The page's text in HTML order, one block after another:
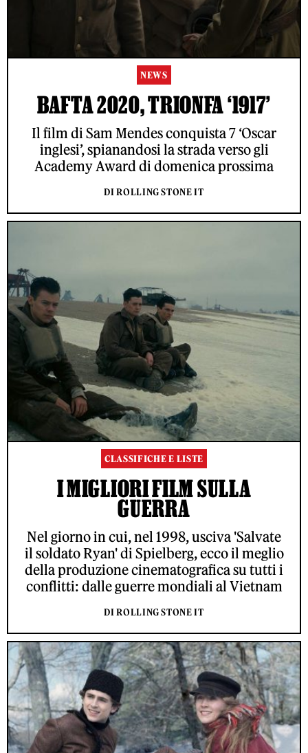
NEWS
BAFTA 2020, TRIONFA ‘1917’
Il film di Sam Mendes conquista 7 ‘Oscar
inglesi’, spianandosi la strada verso gli
Academy Award di domenica prossima
DI ROLLING STONE IT
CLASSIFICHE E LISTE
I MIGLIORI FILM SULLA
GUERRA
Nel giorno in cui, nel 1998, usciva 'Salvate
il soldato Ryan' di Spielberg, ecco il meglio
della produzione cinematografica su tutti i
conflitti: dalle guerre mondiali al Vietnam
DI ROLLING STONE IT